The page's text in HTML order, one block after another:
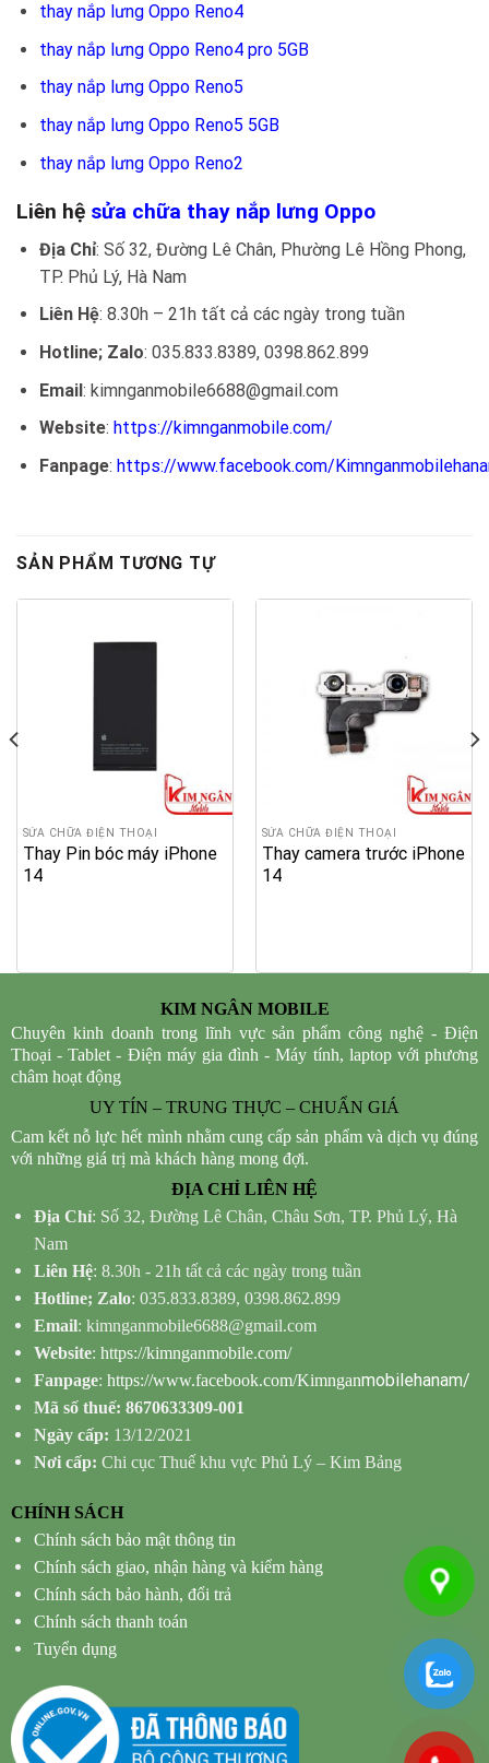
thay nắp lưng Oppo Reno4
thay nắp lưng Oppo Reno4 pro 5GB
thay nắp lưng Oppo Reno5
thay nắp lưng Oppo Reno5 5GB
thay nắp lưng Oppo Reno2
Liên hệ sửa chữa thay nắp lưng Oppo
Địa Chỉ: Số 32, Đường Lê Chân, Phường Lê Hồng Phong,
TP. Phủ Lý, Hà Nam
Liên Hệ: 8.30h – 21h tất cả các ngày trong tuần
Hotline; Zalo: 035.833.8389, 0398.862.899
Email: kimnganmobile6688@gmail.com
Website: https://kimnganmobile.com/
Fanpage: https://www.facebook.com/
SẢN PHẨM TƯƠNG TỰ
SỬA CHỮA ĐIỆN THOẠI
Thay Pin bóc máy iPhone
14
SỬA CHỮA ĐIỆN THOẠI
Thay camera trước iPhone
14
KIM NGÂN MOBILE
Chuyên kinh doanh trong lĩnh vực sản phẩm công nghệ - Điện
Thoại - Tablet - Điện máy gia đình - Máy tính, laptop với phương
châm hoạt động
UY TÍN – TRUNG THỰC – CHUẨN GIÁ
Cam kết nỗ lực hết mình nhằm cung cấp sản phẩm và dịch vụ đúng
với những giá trị mà khách hàng mong đợi.
ĐỊA CHỈ LIÊN HỆ
Địa Chỉ: Số 32, Đường Lê Chân, Châu Sơn, TP. Phủ Lý, Hà
Nam
Liên Hệ: 8.30h - 21h tất cả các ngày trong tuần
Hotline; Zalo: 035.833.8389, 0398.862.899
Email: kimnganmobile6688@gmail.com
Website: https://kimnganmobile.com/
Fanpage: https://www.facebook.com/Kimnganmobilehanam/
Mã số thuế: 8670633309-001
Ngày cấp: 13/12/2021
Nơi cấp: Chi cục Thuế khu vực Phủ Lý – Kim Bảng
CHÍNH SÁCH
Chính sách bảo mật thông tin
Chính sách giao, nhận hàng và kiểm hàng
Chính sách bảo hành, đổi trả
Chính sách thanh toán
Tuyển dụng